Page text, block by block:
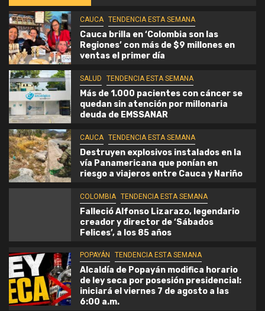
CAUCA TENDENCIA ESTA SEMANA
Cauca brilla en ‘Colombia son las
Regiones’ con más de $9 millones en
ventas el primer día
SALUD TENDENCIA ESTA SEMANA
Más de 1.000 pacientes con cáncer se
quedan sin atención por millonaria
deuda de EMSSANAR
CAUCA TENDENCIA ESTA SEMANA
Destruyen explosivos instalados en la
vía Panamericana que ponían en
riesgo a viajeros entre Cauca y Nariño
COLOMBIA TENDENCIA ESTA SEMANA
Falleció Alfonso Lizarazo, legendario
creador y director de ‘Sábados
Felices’, a los 85 años
POPAYÁN TENDENCIA ESTA SEMANA
Alcaldía de Popayán modifica horario
de ley seca por posesión presidencial:
iniciará el viernes 7 de agosto a las
6:00 a.m.